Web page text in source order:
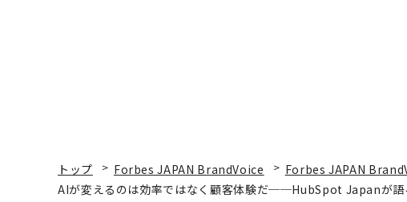
トップ Forbes JAPAN BrandVoice
Forbes JAPAN
AIが変えるのは効率ではなく顧客体験だ──HubSpot Japanが